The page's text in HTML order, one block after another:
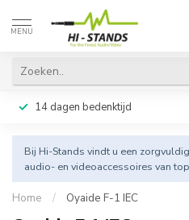
MENU
14 dagen bedenktijd
Bij Hi-Stands vindt u een
audio- en videoaccessoires van
Home / Oyaide F-1 IEC